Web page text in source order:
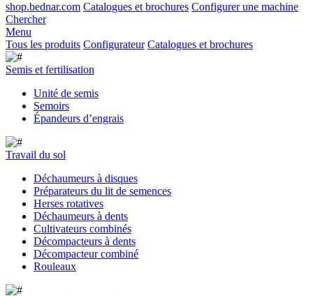
shop.bednar.com Catalogues et brochures Configurer une machine
Chercher
Menu
Tous les produits Configurateur Catalogues et brochures
Semis et fertilisation
Unité de semis
Semoirs
Épandeurs d’engrais
Travail du sol
Déchaumeurs à disques
Préparateurs du lit de semences
Herses rotatives
Déchaumeurs à dents
Cultivateurs combinés
Décompacteurs à dents
Décompacteur combiné
Rouleaux